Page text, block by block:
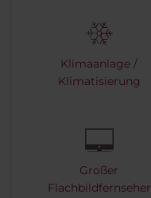
Klimaanlage /
Klimatisierung
Großer
Flachbildfernseher